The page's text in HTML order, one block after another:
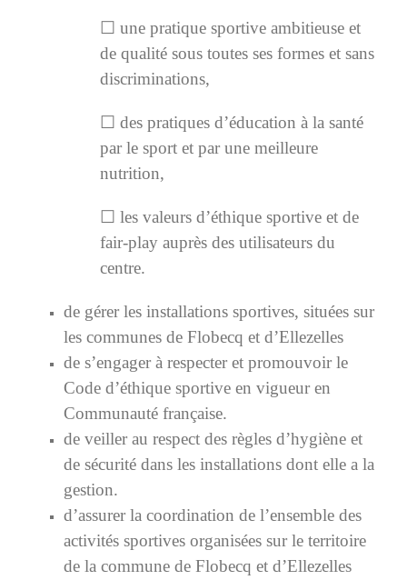
☐ une pratique sportive ambitieuse et
de qualité sous toutes ses formes et sans
discriminations,
☐ des pratiques d’éducation à la santé
par le sport et par une meilleure
nutrition,
☐ les valeurs d’éthique sportive et de
fair-play auprès des utilisateurs du
centre.
de gérer les installations sportives, situées sur
les communes de Flobecq et d’Ellezelles
de s’engager à respecter et promouvoir le
Code d’éthique sportive en vigueur en
Communauté française.
de veiller au respect des règles d’hygiène et
de sécurité dans les installations dont elle a la
gestion.
d’assurer la coordination de l’ensemble des
activités sportives organisées sur le territoire
de la commune de Flobecq et d’Ellezelles